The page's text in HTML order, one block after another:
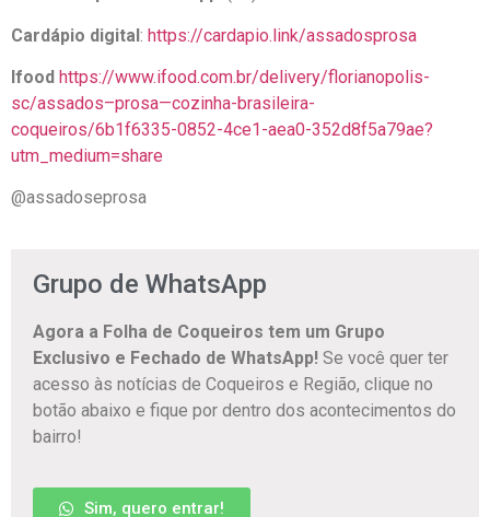
Cardápio digital: https://cardapio.link/assadosprosa
Ifood https://www.ifood.com.br/delivery/florianopolis-
sc/assados–prosa—cozinha-brasileira-
coqueiros/6b1f6335-0852-4ce1-aea0-352d8f5a79ae?
utm_medium=share
@assadoseprosa
Grupo de WhatsApp
Agora a Folha de Coqueiros tem um Grupo
Exclusivo e Fechado de WhatsApp! Se você quer ter
acesso às notícias de Coqueiros e Região, clique no
botão abaixo e fique por dentro dos acontecimentos do
bairro!
Sim, quero entrar!